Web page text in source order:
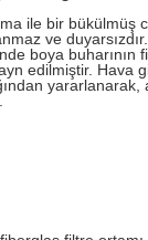
ile bir
ve duyarsızdır.
boya buharının
edilmiştir. Hava